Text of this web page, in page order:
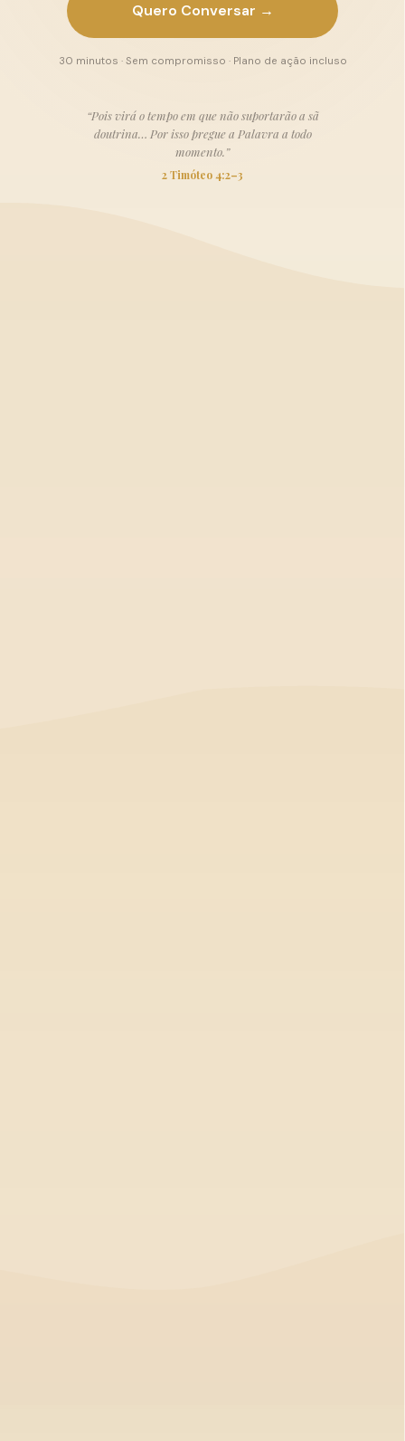
Quero Conversar →
30 minutos · Sem compromisso · Plano de ação incluso
“Pois virá o tempo em que não suportarão a sã
doutrina… Por isso pregue a Palavra a todo
momento.”
2 Timóteo 4:2–3